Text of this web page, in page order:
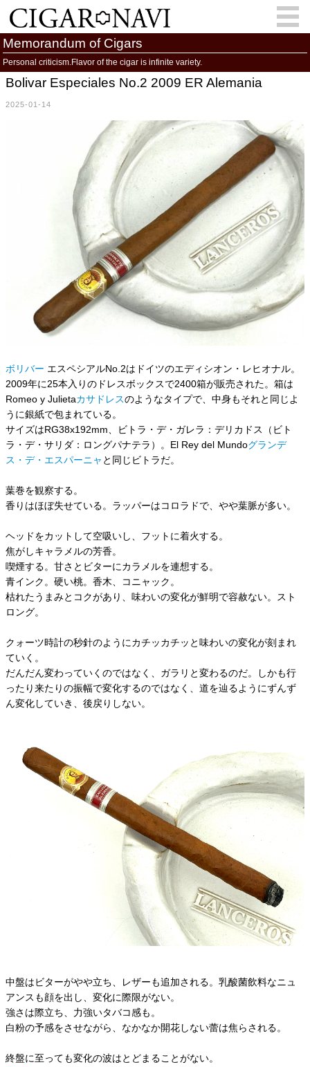
会員登録 お問い合わせ サインイン
Cigar Column
葉巻人
Cigar Map
Memorandum of Cigars
Personal criticism.Flavor of the cigar is infinite variety.
Bolivar Especiales No.2 2009 ER Alemania
2025-01-14
ボリバー エスペシアルNo.2はドイツのエディシオン・レヒオナル。
2009年に25本入りのドレスボックスで2400箱が販売された。箱は
Romeo y Julietaカサドレスのようなタイプで、中身もそれと同じよ
うに銀紙で包まれている。
サイズはRG38x192mm、ビトラ・デ・ガレラ：デリカドス（ビト
ラ・デ・サリダ：ロングパナテラ）。El Rey del Mundoグランデ
ス・デ・エスパーニャ と同じビトラだ。
葉巻を観察する。
香りはほぼ失せている。ラッパーはコロラドで、やや葉脈が多い。
ヘッドをカットして空吸いし、フットに着火する。
焦がしキャラメルの芳香。
喫煙する。甘さとビターにカラメルを連想する。
青インク。硬い桃。香木、コニャック。
枯れたうまみとコクがあり、味わいの変化が鮮明で容赦ない。スト
ロング。
クォーツ時計の秒針のようにカチッカチッと味わいの変化が刻まれ
ていく。
だんだん変わっていくのではなく、ガラリと変わるのだ。しかも行
ったり来たりの振幅で変化するのではなく、道を辿るようにずんず
ん変化していき、後戻りしない。
中盤はビターがやや立ち、レザーも追加される。乳酸菌飲料なニュ
アンスも顔を出し、変化に際限がない。
強さは際立ち、力強いタバコ感も。
白粉の予感をさせながら、なかなか開花しない蕾は焦らされる。
終盤に至っても変化の波はとどまることがない。